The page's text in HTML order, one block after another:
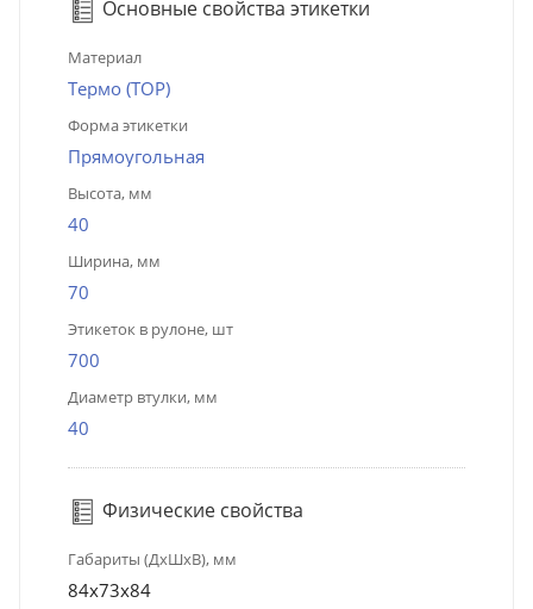
Основные свойства этикетки
Материал
Термо (ТОР)
Форма этикетки
Прямоугольная
Высота, мм
40
Ширина, мм
70
Этикеток в рулоне, шт
700
Диаметр втулки, мм
40
Физические свойства
Габариты (ДхШхВ), мм
84x73x84